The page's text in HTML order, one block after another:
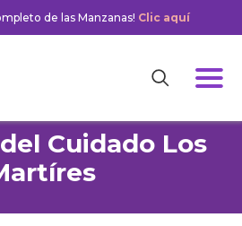
de las Manzanas! Clic aquí
Cuidado Los